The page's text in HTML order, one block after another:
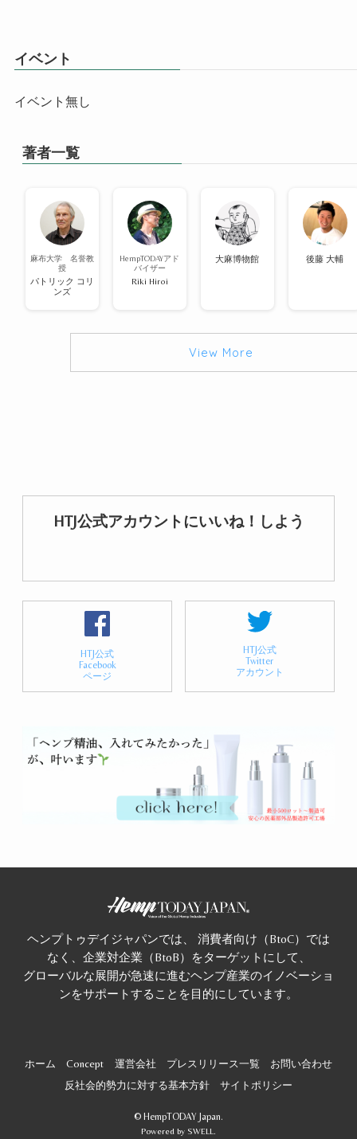
イベント
イベント無し
著者一覧
麻布大学 名誉教
授
パトリック コリ
ンズ
HempTODAYアド
バイザー
Riki Hiroi
大麻博物館 後藤 大輔
View More
HTJ公式アカウントにいいね！しよう
HTJ公式
Facebook
ページ
HTJ公式
Twitter
アカウント
ヘンプトゥデイジャパンでは、 消費者向け（BtoC）では
なく、企業対企業（BtoB）をターゲットにして、
グローバルな展開が急速に進むヘンプ産業のイノベーショ
ンをサポートすることを目的にしています。
ホーム Concept 運営会社 プレスリリース一覧
お問い合わせ
反社会的勢力に対する基本方針
サイトポリシー
© HempTODAY Japan.
Powered by SWELL.